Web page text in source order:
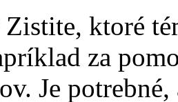
Zistite, ktoré
za
Je